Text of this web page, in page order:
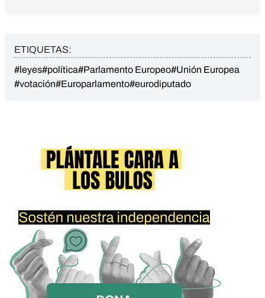
ETIQUETAS:
#leyes#política#Parlamento Europeo#Unión Europea
#votación#Europarlamento#eurodiputado